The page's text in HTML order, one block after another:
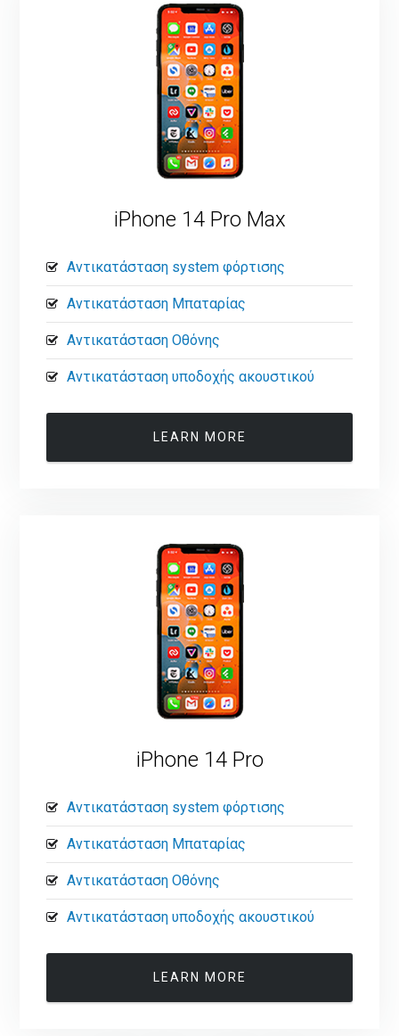
iPhone 14 Pro Max
Αντικατάσταση system φόρτισης
Αντικατάσταση Μπαταρίας
Αντικατάσταση Οθόνης
Αντικατάσταση υποδοχής ακουστικού
LEARN MORE
iPhone 14 Pro
Αντικατάσταση system φόρτισης
Αντικατάσταση Μπαταρίας
Αντικατάσταση Οθόνης
Αντικατάσταση υποδοχής ακουστικού
LEARN MORE